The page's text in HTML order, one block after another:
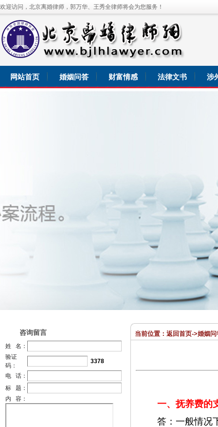
欢迎访问，北京离婚律师，郭万华、王秀全律师将会为您服务！
网站首页 婚姻问答 财富情感 法律文书 涉
咨询留言
姓 名：
验证
码：
3378
电 话：
标 题：
内 容：
当前位置： 返回首页->婚姻问
一、抚养费的
答：一般情况